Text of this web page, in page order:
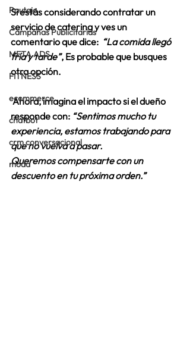
Pautaje
Campañas Publicitarias
META ADS
FITNESS
ecommerce
chatbot
crm conversacional
moda
Si estás considerando contratar un
servicio de catering y ves un
comentario que dice: “La comida llegó
fría y tarde”, Es probable que busques
otra opción.
Ahora, imagina el impacto si el dueño
responde con: “Sentimos mucho tu
experiencia, estamos trabajando para
que no vuelva a pasar.
Queremos compensarte con un
descuento en tu próxima orden.”